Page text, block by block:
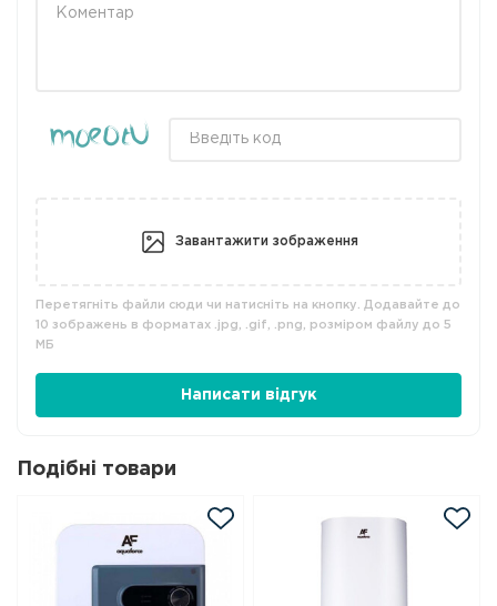
Завантажити зображення
Перетягніть файли сюди чи натисніть на кнопку. Додавайте до
10 зображень в форматах .jpg, .gif, .png, розміром файлу до 5
МБ
Написати відгук
Подібні товари